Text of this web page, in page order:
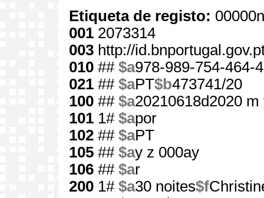
Etiqueta de registo:
001 2073314
003 http://
010 ## $a978-989-754-464-4
021 ## $aPT$b473741/20
100 ## $a20210618d2020
101 1# $apor
102 ## $aPT
105 ## $ay z 000ay
106 ## $ar
200 1# $a30 noites$f